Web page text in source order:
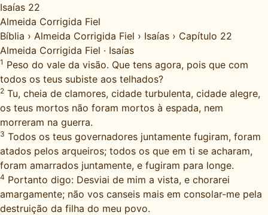
Isaías 22
Almeida Corrigida Fiel
Bíblia › Almeida Corrigida Fiel › Isaías › Capítulo 22
Almeida Corrigida Fiel · Isaías
1 Peso do vale da visão. Que tens agora, pois que com
todos os teus subiste aos telhados?
2 Tu, cheia de clamores, cidade turbulenta, cidade alegre,
os teus mortos não foram mortos à espada, nem
morreram na guerra.
3 Todos os teus governadores juntamente fugiram, foram
atados pelos arqueiros; todos os que em ti se acharam,
foram amarrados juntamente, e fugiram para longe.
4 Portanto digo: Desviai de mim a vista, e chorarei
amargamente; não vos canseis mais em consolar-me pela
destruição da filha do meu povo.